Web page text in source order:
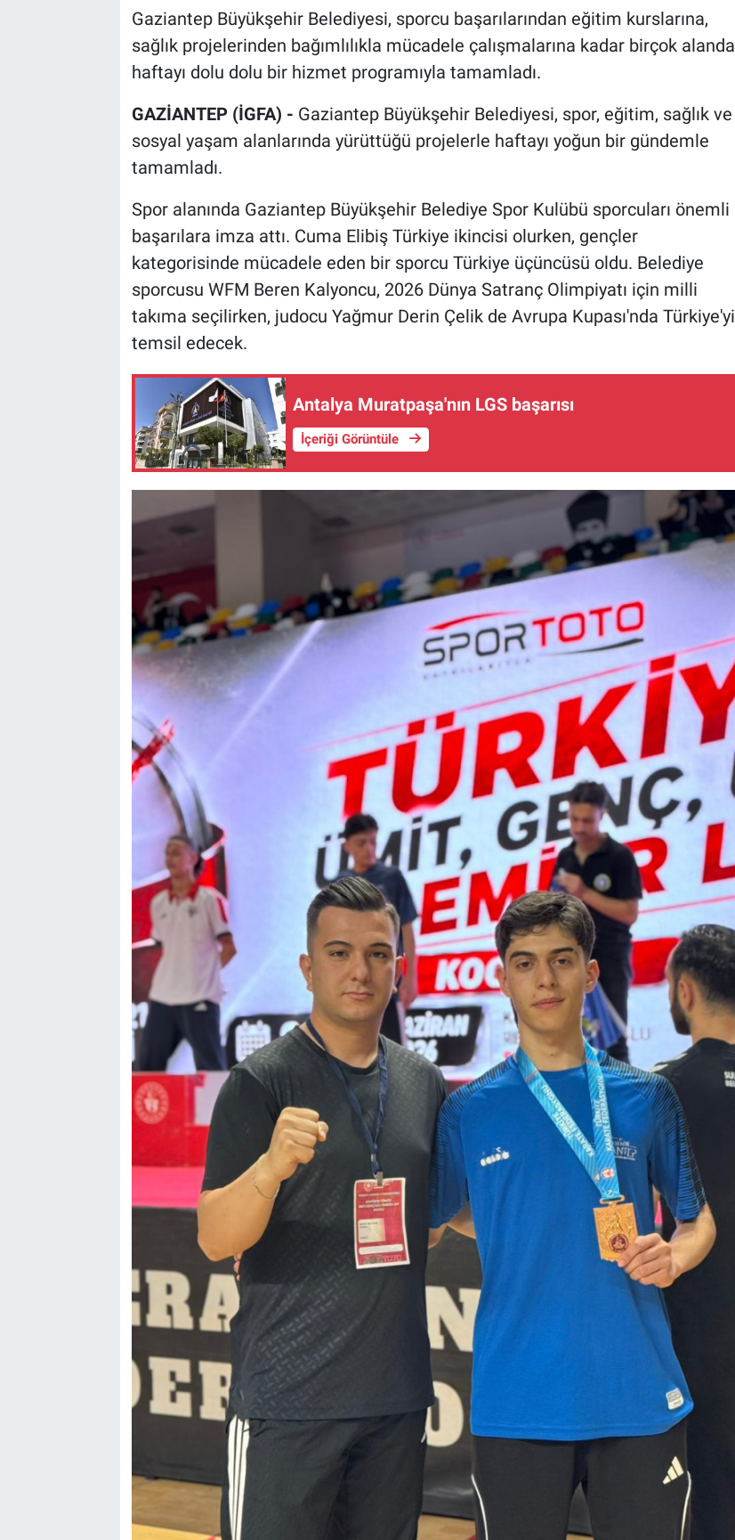
Gaziantep Büyükşehir Belediyesi, sporcu başarılarından eğitim kurslarına,
sağlık projelerinden bağımlılıkla mücadele çalışmalarına kadar birçok alanda
haftayı dolu dolu bir hizmet programıyla tamamladı.
GAZİANTEP (İGFA) - Gaziantep Büyükşehir Belediyesi, spor, eğitim, sağlık ve
sosyal yaşam alanlarında yürüttüğü projelerle haftayı yoğun bir gündemle
tamamladı.
Spor alanında Gaziantep Büyükşehir Belediye Spor Kulübü sporcuları önemli
başarılara imza attı. Cuma Elibiş Türkiye ikincisi olurken, gençler
kategorisinde mücadele eden bir sporcu Türkiye üçüncüsü oldu. Belediye
sporcusu WFM Beren Kalyoncu, 2026 Dünya Satranç Olimpiyatı için milli
takıma seçilirken, judocu Yağmur Derin Çelik de Avrupa Kupası'nda Türkiye'yi
temsil edecek.
Antalya Muratpaşa'nın LGS başarısı
İçeriği Görüntüle